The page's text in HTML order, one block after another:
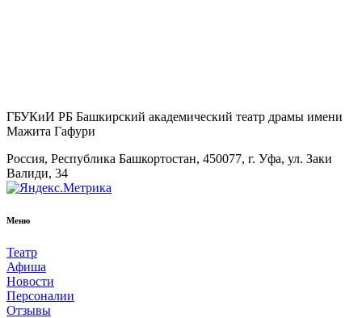
ГБУКиИ РБ Башкирский академический театр драмы имени
Мажита Гафури
Россия, Республика Башкортостан, 450077, г. Уфа, ул. Заки
Валиди, 34
Меню
Театр
Афиша
Новости
Персоналии
Отзывы